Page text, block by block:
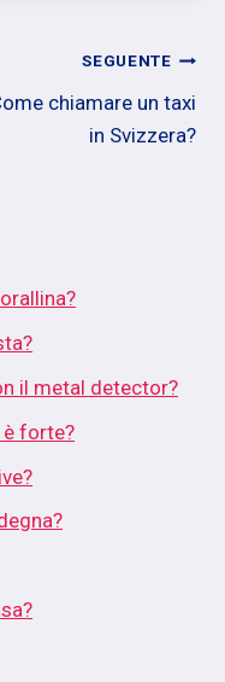
SEGUENTE
chiamare un taxi
in Svizzera?
il metal detector?
è forte?